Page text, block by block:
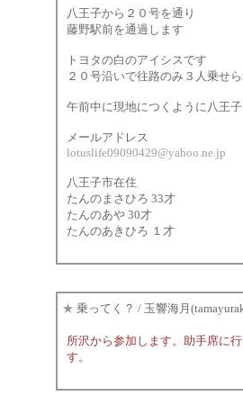
八王子から２０号を通り
藤野駅前を通過します
トヨタの白のアイシスです
２０号沿いで往路のみ３人乗せ
午前中に現地につくように八王
メールアドレス
lotuslife09090429@yahoo.ne.jp
八王子市在住
たんのまさひろ 33才
たんのあや 30才
たんのあきひろ １才
★ 乗ってく？ / 玉響海月
所沢から参加します。助手席に
す。